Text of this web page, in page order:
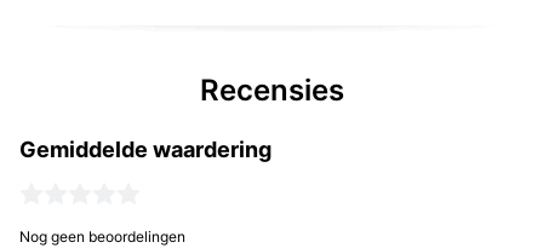
Recensies
Gemiddelde waardering
Nog geen beoordelingen